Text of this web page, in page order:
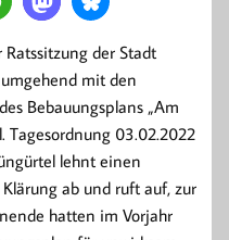
der Stadt
mit den
Bebauungsplans „Am
Tagesordnung 03.02.2022
lehnt einen
ab und ruft auf, zur
hatten im Vorjahr